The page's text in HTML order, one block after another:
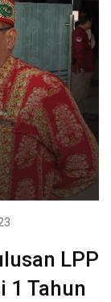
LPP
1 Tahun